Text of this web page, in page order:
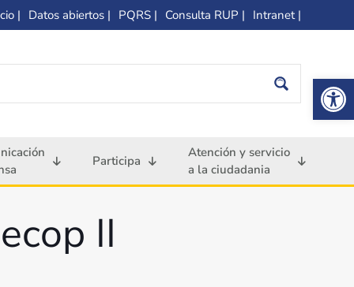
| Datos abiertos | PQRS | Consulta RUP | Intranet |
Participa
Atención y servicio
a la ciudadania
II